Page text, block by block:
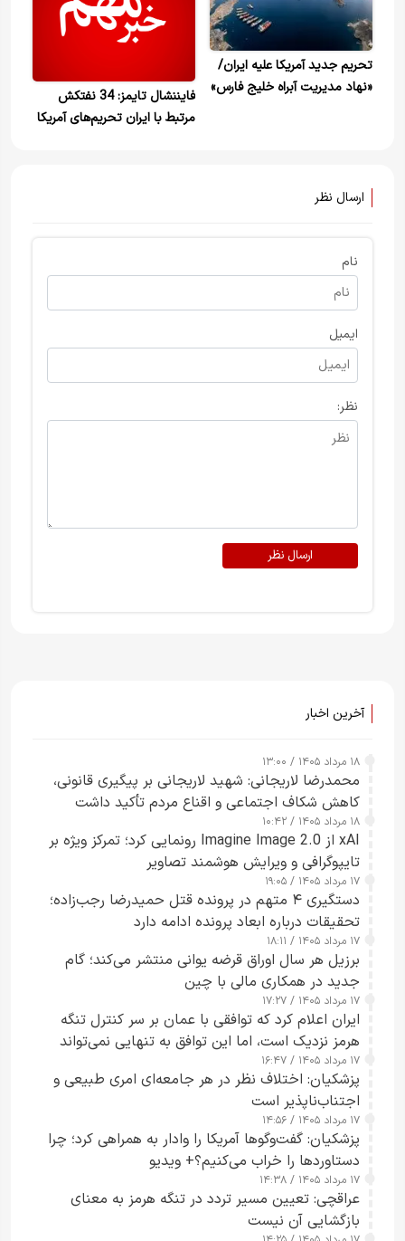
تحریم جدید آمریکا علیه ایران/
«نهاد مدیریت آبراه خلیج فارس»
فایننشال تایمز: 34 نفتکش
مرتبط با ایران تحریم‌های آمریکا
ارسال نظر
نام
ایمیل
نظر:
ارسال نظر
آخرین اخبار
۱۸ مرداد ۱۴۰۵ / ۱۳:۰۰
محمدرضا لاریجانی: شهید لاریجانی بر پیگیری قانونی،
کاهش شکاف اجتماعی و اقناع مردم تأکید داشت
۱۸ مرداد ۱۴۰۵ / ۱۰:۴۲
xAI از Imagine Image 2.0 رونمایی کرد؛ تمرکز ویژه بر
تایپوگرافی و ویرایش هوشمند تصاویر
۱۷ مرداد ۱۴۰۵ / ۱۹:۰۵
دستگیری ۴ متهم در پرونده قتل حمیدرضا رجب‌زاده؛
تحقیقات درباره ابعاد پرونده ادامه دارد
۱۷ مرداد ۱۴۰۵ / ۱۸:۱۱
برزیل هر سال اوراق قرضه یوانی منتشر می‌کند؛ گام
جدید در همکاری مالی با چین
۱۷ مرداد ۱۴۰۵ / ۱۷:۲۷
ایران اعلام کرد که توافقی با عمان بر سر کنترل تنگه
هرمز نزدیک است، اما این توافق به تنهایی نمی‌تواند
آبراه را آزاد کند
۱۷ مرداد ۱۴۰۵ / ۱۶:۴۷
پزشکیان: اختلاف نظر در هر جامعه‌ای امری طبیعی و
اجتناب‌ناپذیر است
۱۷ مرداد ۱۴۰۵ / ۱۴:۵۶
پزشکیان: گفت‌وگوها آمریکا را وادار به همراهی کرد؛ چرا
دستاوردها را خراب می‌کنیم؟+ ویدیو
۱۷ مرداد ۱۴۰۵ / ۱۴:۳۸
عراقچی: تعیین مسیر تردد در تنگه هرمز به معنای
بازگشایی آن نیست